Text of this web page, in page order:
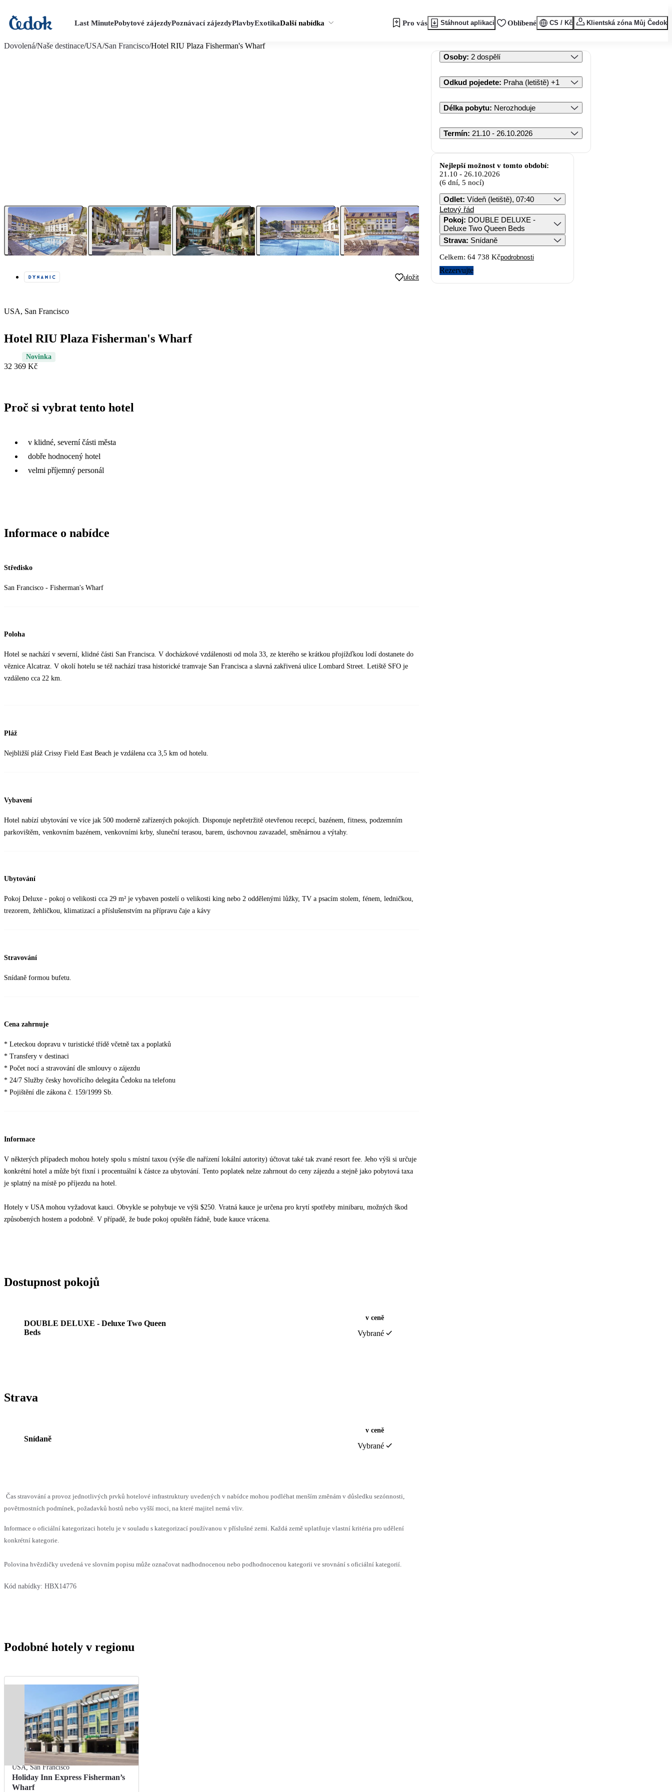
Last MinutePobytové zájezdyPoznávací zájezdyPlavbyExotikaDalší nabídka Pro vás Stáhnout aplikaci Oblíbené CS / Kč Klientská zóna Můj Čedok
Dovolená/Naše destinace/USA/San Francisco/Hotel RIU Plaza Fisherman's Wharf
uložit
USA, San Francisco
Hotel RIU Plaza Fisherman's Wharf
Novinka
32 369 Kč
Proč si vybrat tento hotel
v klidné, severní části města
dobře hodnocený hotel
velmi příjemný personál
Informace o nabídce
Středisko
San Francisco - Fisherman's Wharf
Poloha
Hotel se nachází v severní, klidné části San Francisca. V docházkové vzdálenosti od mola 33, ze kterého se krátkou přojížďkou lodí dostanete do
věznice Alcatraz. V okolí hotelu se též nachází trasa historické tramvaje San Francisca a slavná zakřivená ulice Lombard Street. Letiště SFO je
vzdáleno cca 22 km.
Pláž
Nejbližší pláž Crissy Field East Beach je vzdálena cca 3,5 km od hotelu.
Vybavení
Hotel nabízí ubytování ve více jak 500 moderně zařízených pokojích. Disponuje nepřetržitě otevřenou recepcí, bazénem, fitness, podzemním
parkovištěm, venkovním bazénem, venkovními krby, sluneční terasou, barem, úschovnou zavazadel, směnárnou a výtahy.
Ubytování
Pokoj Deluxe - pokoj o velikosti cca 29 m² je vybaven postelí o velikosti king nebo 2 oddělenými lůžky, TV a psacím stolem, fénem, ledničkou,
trezorem, žehličkou, klimatizací a příslušenstvím na přípravu čaje a kávy
Stravování
Snídaně formou bufetu.
Cena zahrnuje
* Leteckou dopravu v turistické třídě včetně tax a poplatků
* Transfery v destinaci
* Počet nocí a stravování dle smlouvy o zájezdu
* 24/7 Služby česky hovořícího delegáta Čedoku na telefonu
* Pojištění dle zákona č. 159/1999 Sb.
Informace
V některých případech mohou hotely spolu s místní taxou (výše dle nařízení lokální autority) účtovat také tak zvané resort fee. Jeho výši si určuje
konkrétní hotel a může být fixní i procentuální k částce za ubytování. Tento poplatek nelze zahrnout do ceny zájezdu a stejně jako pobytová taxa
je splatný na místě po příjezdu na hotel.
Hotely v USA mohou vyžadovat kauci. Obvykle se pohybuje ve výši $250. Vratná kauce je určena pro krytí spotřeby minibaru, možných škod
způsobených hostem a podobně. V případě, že bude pokoj opuštěn řádně, bude kauce vrácena.
Dostupnost pokojů
DOUBLE DELUXE - Deluxe Two Queen
Beds
v ceně
Vybrané
Strava
Snídaně
v ceně
Vybrané
Čas stravování a provoz jednotlivých prvků hotelové infrastruktury uvedených v nabídce mohou podléhat menším změnám v důsledku sezónnosti,
povětrnostních podmínek, požadavků hostů nebo vyšší moci, na které majitel nemá vliv.
Informace o oficiální kategorizaci hotelu je v souladu s kategorizací používanou v příslušné zemi. Každá země uplatňuje vlastní kritéria pro udělení
konkrétní kategorie.
Polovina hvězdičky uvedená ve slovním popisu může označovat nadhodnocenou nebo podhodnocenou kategorii ve srovnání s oficiální kategorií.
Kód nabídky: HBX14776
Osoby: 2 dospělí
Odkud pojedete: Praha (letiště) +1
Délka pobytu: Nerozhoduje
Termín: 21.10 - 26.10.2026
Nejlepší možnost v tomto období:
21.10 - 26.10.2026
(6 dní, 5 nocí)
Odlet: Vídeň (letiště), 07:40
Letový řád
Pokoj: DOUBLE DELUXE -
Deluxe Two Queen Beds
Strava: Snídaně
Celkem: 64 738 Kčpodrobnosti
Rezervujte
Podobné hotely v regionu
USA,San Francisco
Holiday Inn Express Fisherman’s
Wharf